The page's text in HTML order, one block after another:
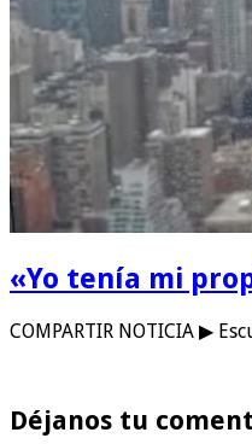
«Yo tenía mi
COMPARTIR NOTICIA ▶
Déjanos tu